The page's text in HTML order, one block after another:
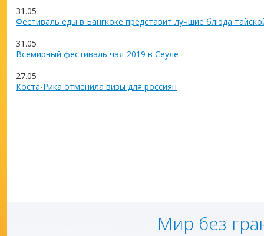
31.05
Фестиваль еды в Бангкоке представит лучшие блюда
31.05
Всемирный фестиваль чая-2019 в Сеуле
27.05
Коста-Рика отменила визы для россиян
Мир без